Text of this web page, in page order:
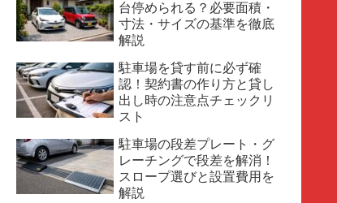
台停められる？必要面積・
寸法・サイズの基準を徹底
解説
駐車場を貸す前に必ず確
認！契約書の作り方と貸し
出し時の注意点チェックリ
スト
駐車場の段差プレート・グ
レーチングで段差を解消！
スロープ選びと設置費用を
解説